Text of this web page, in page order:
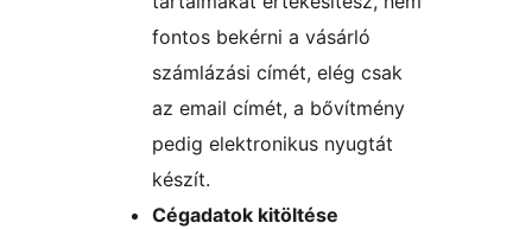
fontos bekérni a vásárló
számlázási címét, elég csak
az email címét, a bővítmény
pedig elektronikus nyugtát
készít.
Cégadatok kitöltése